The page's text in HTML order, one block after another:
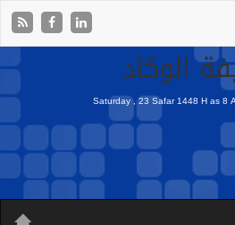
الوكاد
Saturday , 23 Safar 1448 H as8